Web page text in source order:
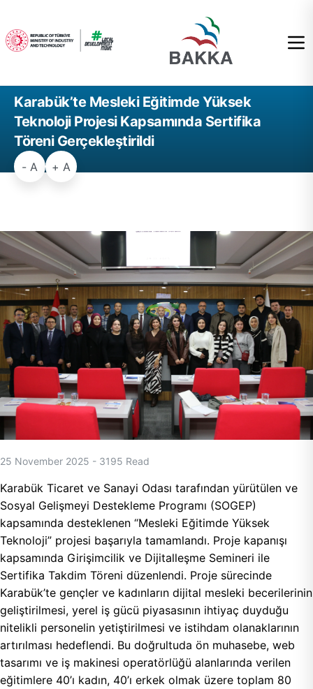
Karabük’te Mesleki Eğitimde Yüksek
Teknoloji Projesi Kapsamında Sertifika
Töreni Gerçekleştirildi
- A + A
25 November 2025 - 3195 Read
Karabük Ticaret ve Sanayi Odası tarafından yürütülen ve
Sosyal Gelişmeyi Destekleme Programı (SOGEP)
kapsamında desteklenen “Mesleki Eğitimde Yüksek
Teknoloji” projesi başarıyla tamamlandı. Proje kapanışı
kapsamında Girişimcilik ve Dijitalleşme Semineri ile
Sertifika Takdim Töreni düzenlendi. Proje sürecinde
Karabük’te gençler ve kadınların dijital mesleki becerilerinin
geliştirilmesi, yerel iş gücü piyasasının ihtiyaç duyduğu
nitelikli personelin yetiştirilmesi ve istihdam olanaklarının
artırılması hedeflendi. Bu doğrultuda ön muhasebe, web
tasarımı ve iş makinesi operatörlüğü alanlarında verilen
eğitimlere 40’ı kadın, 40’ı erkek olmak üzere toplam 80